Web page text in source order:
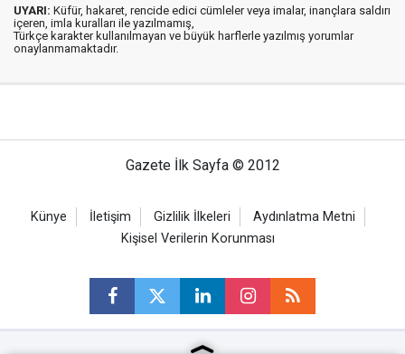
UYARI: Küfür, hakaret, rencide edici cümleler veya imalar, inançlara saldırı
içeren, imla kuralları ile yazılmamış,
Türkçe karakter kullanılmayan ve büyük harflerle yazılmış yorumlar
onaylanmamaktadır.
Gazete İlk Sayfa © 2012
Künye İletişim Gizlilik İlkeleri
Aydınlatma Metni
Kişisel Verilerin Korunması